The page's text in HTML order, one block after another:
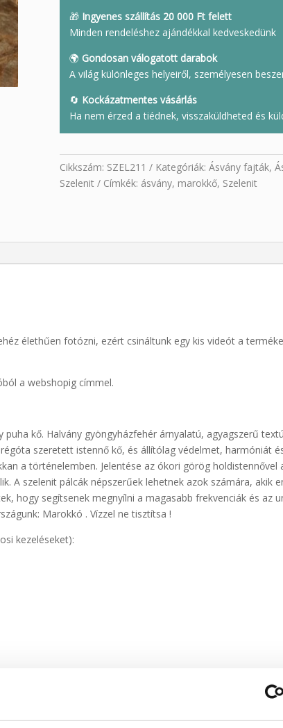
🎁 Ingyenes szállítás 20 000 Ft felett
Minden rendeléshez ajándékkal kedveskedünk
🌍 Gondosan válogatott darabok
A világ különleges helyeiről, személyesen
🔄 Kockázatmentes vásárlás
Ha nem érzed a tiédnek, visszaküldheted és
Cikkszám: SZEL211 Kategóriák: Ásvány fajták,
Szelenit
Címkék: ásvány, marokkő, Szelenit
élethűen fotózni, ezért csináltunk egy kis videót a
a webshopig címmel.
kő. Halvány gyöngyházfehér árnyalatú, agyagszerű
szeretett istennő kő, és állítólag védelmet, harmóniát
a történelemben. Jelentése az ókori görög holdistennővel
A szelenit pálcák népszerűek lehetnek azok számára, akik
hogy segítsenek megnyílni a magasabb frekvenciák és az
Marokkó . Vízzel ne tisztítsa !
kezeléseket):